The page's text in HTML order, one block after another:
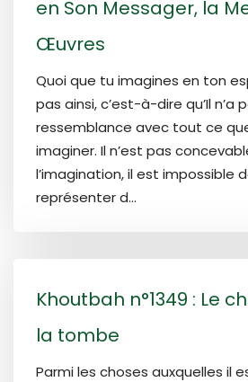
en Son Messager, la
Œuvres
Quoi que tu imagines en ton
pas ainsi, c’est-à-dire qu’Il n’a
ressemblance avec tout ce
imaginer. Il n’est pas
l’imagination, il est impossible
représenter d...
Khoutbah n°1349 : Le
la tombe
Parmi les choses auxquelles il